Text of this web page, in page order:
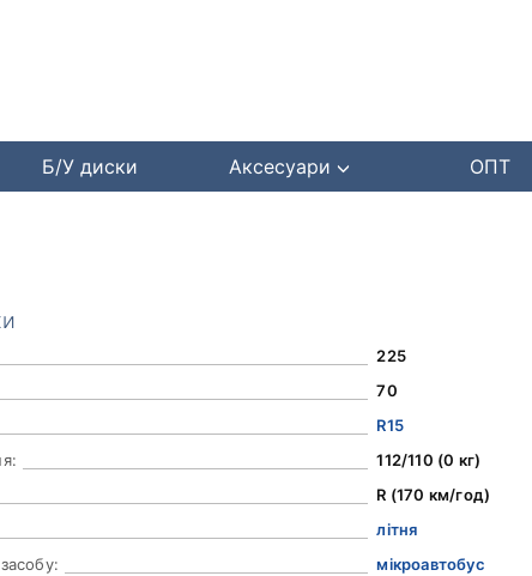
Б/У диски Аксесуари ОПТ
225
70
R15
112/110 (0 кг)
R (170 км/год)
літня
мікроавтобус